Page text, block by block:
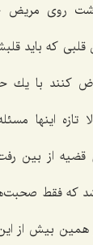
روی مریض
كه باید
كنند با یك
تازه اینها
قضیه از بین
كه فقط
همین بیش از